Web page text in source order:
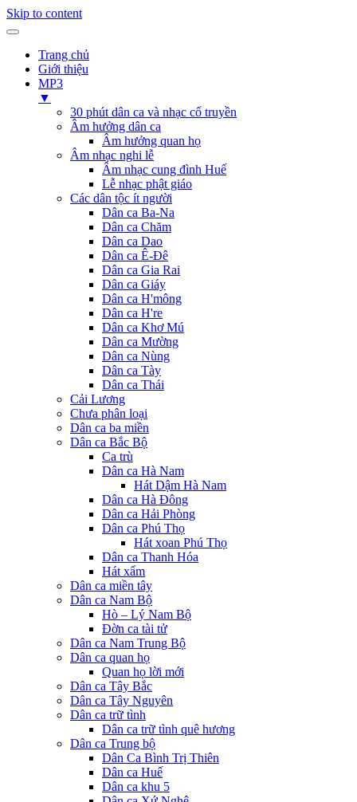
Skip to content
Trang chủ
Giới thiệu
MP3
▼
30 phút dân ca và nhạc cổ truyền
Âm hưởng dân ca
Âm hưởng quan họ
Âm nhạc nghi lễ
Âm nhạc cung đình Huế
Lễ nhạc phật giáo
Các dân tộc ít người
Dân ca Ba-Na
Dân ca Chăm
Dân ca Dao
Dân ca Ê-Đê
Dân ca Gia Rai
Dân ca Giáy
Dân ca H'mông
Dân ca H're
Dân ca Khơ Mú
Dân ca Mường
Dân ca Nùng
Dân ca Tày
Dân ca Thái
Cải Lương
Chưa phân loại
Dân ca ba miền
Dân ca Bắc Bộ
Ca trù
Dân ca Hà Nam
Hát Dậm Hà Nam
Dân ca Hà Đông
Dân ca Hải Phòng
Dân ca Phú Thọ
Hát xoan Phú Thọ
Dân ca Thanh Hóa
Hát xẩm
Dân ca miền tây
Dân ca Nam Bộ
Hò – Lý Nam Bộ
Đờn ca tài tử
Dân ca Nam Trung Bộ
Dân ca quan họ
Quan họ lời mới
Dân ca Tây Bắc
Dân ca Tây Nguyên
Dân ca trữ tình
Dân ca trữ tình quê hương
Dân ca Trung bộ
Dân Ca Bình Trị Thiên
Dân ca Huế
Dân ca khu 5